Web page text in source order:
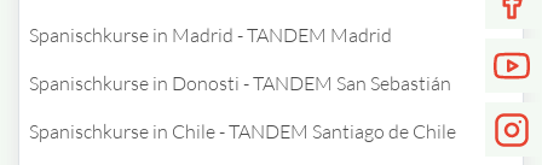
Spanischkurse in Madrid - TANDEM Madrid
Spanischkurse in Donosti - TANDEM San Sebastián
Spanischkurse in Chile - TANDEM Santiago de Chile